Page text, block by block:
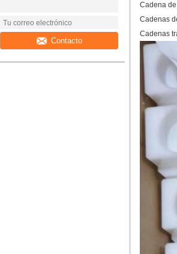
Contacto
Cadena
Cadenas
Cadenas